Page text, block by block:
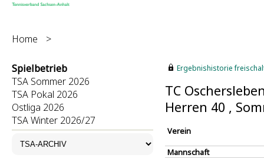
Home >
Spielbetrieb
TSA Sommer 2026
TSA Pokal 2026
Ostliga 2026
TSA Winter 2026/27
Ergebnishistorie
TC
Herren 40 ,
Verein
Mannschaft